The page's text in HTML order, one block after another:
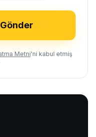
Metni'ni kabul etmiş